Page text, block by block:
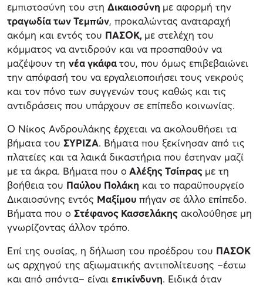
εμπιστοσύνη του στη Δικαιοσύνη με αφορμή την
τραγωδία των Τεμπών, προκαλώντας αναταραχή
ακόμη και εντός του ΠΑΣΟΚ, με στελέχη του
κόμματος να αντιδρούν και να προσπαθούν να
μαζέψουν τη νέα γκάφατου, που όμως επιβεβαιώνει
την απόφασή του να εργαλειοποιήσει τους νεκρούς
και τον πόνο των συγγενών τους καθώς και τις
αντιδράσεις που υπάρχουν σε επίπεδο κοινωνίας.
Ο Νίκος Ανδρουλάκης έρχεται να ακολουθήσει τα
βήματα του ΣΥΡΙΖΑ. Βήματα που ξεκίνησαν από τις
πλατείες και τα λαικά δικαστήρια που έστηναν μαζί
με τα άκρα. Βήματα που ο Αλέξης Τσίπρας με τη
βοήθεια του Παύλου Πολάκη και το παραϋπουργείο
Δικαιοσύνης εντός Μαξίμου πήγαν σε άλλο επίπεδο.
Βήματα που ο Στέφανος Κασσελάκης ακολούθησε μη
γνωρίζοντας άλλον τρόπο.
Επί της ουσίας, η δήλωση του προέδρου του ΠΑΣΟΚ
ως αρχηγού της αξιωματικής αντιπολίτευσης –έστω
και από σπόντα– είναι επικίνδυνη. Ειδικά όταν